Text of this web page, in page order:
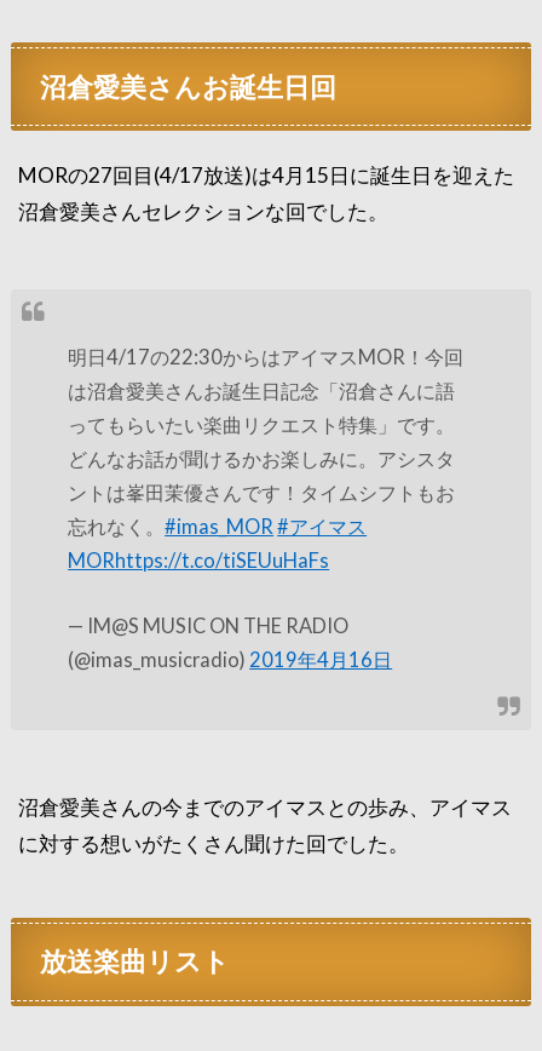
沼倉愛美さんお誕生日回
MORの27回目(4/17放送)は4月15日に誕生日を迎えた
沼倉愛美さんセレクションな回でした。
明日4/17の22:30からはアイマスMOR！今回
は沼倉愛美さんお誕生日記念「沼倉さんに語
ってもらいたい楽曲リクエスト特集」です。
どんなお話が聞けるかお楽しみに。アシスタ
ントは峯田茉優さんです！タイムシフトもお
忘れなく。#imas_MOR #アイマス
MORhttps://t.co/tiSEUuHaFs
— IM@S MUSIC ON THE RADIO
(@imas_musicradio) 2019年4月16日
沼倉愛美さんの今までのアイマスとの歩み、アイマス
に対する想いがたくさん聞けた回でした。
放送楽曲リスト